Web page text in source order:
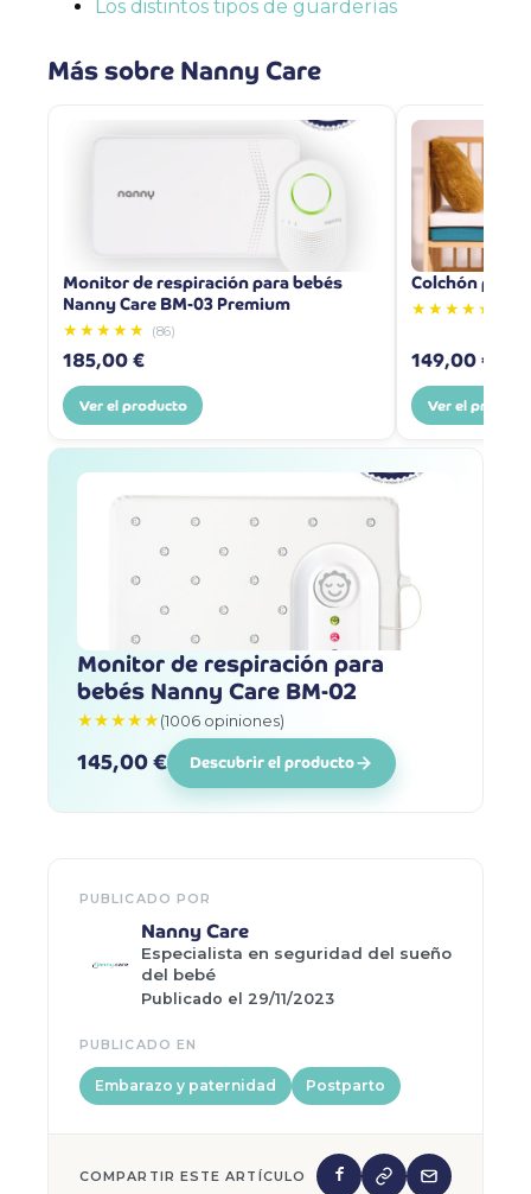
Los distintos tipos de guarderías
Más sobre Nanny Care
Monitor de respiración para bebés
Nanny Care BM-03 Premium
★★★★★ (86)
185,00 €
Ver el producto
Colchón para
★★★★★
149,00 €
Ver el
Monitor de respiración para
bebés Nanny Care BM-02
★★★★★(1006 opiniones)
145,00 € Descubrir el producto
PUBLICADO POR
Nanny Care
Especialista en seguridad del sueño
del bebé
Publicado el 29/11/2023
PUBLICADO EN
Embarazo y paternidad Postparto
COMPARTIR ESTE ARTÍCULO